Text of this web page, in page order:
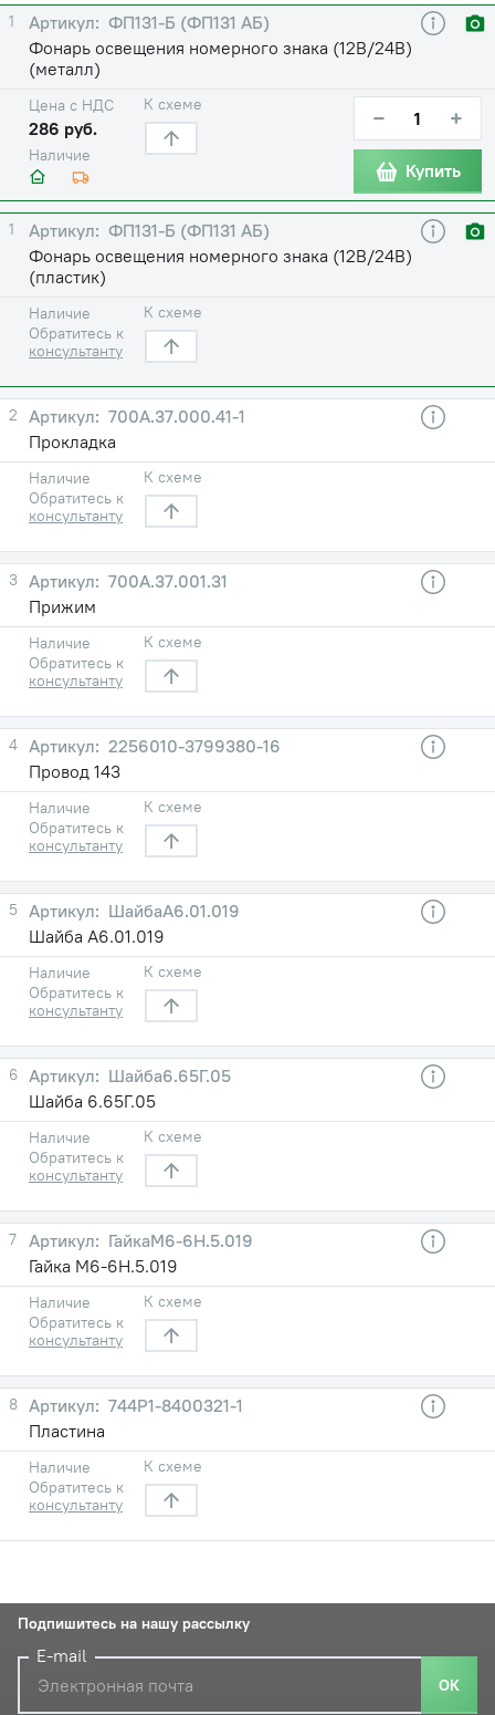
1
ФП131-Б (ФП131 АБ)
Фонарь освещения номерного знака (12В/24В)
(металл)
Наличие
Цена с НДС
286 руб.
К схеме − +
Купить
1
ФП131-Б (ФП131 АБ)
Фонарь освещения номерного знака (12В/24В)
(пластик)
Наличие
Обратитесь к
консультанту
К схеме
2
700А.37.000.41-1
Прокладка
Наличие
Обратитесь к
консультанту
К схеме
3
700А.37.001.31
Прижим
Наличие
Обратитесь к
консультанту
К схеме
4
2256010-3799380-16
Провод 143
Наличие
Обратитесь к
консультанту
К схеме
5
ШайбаА6.01.019
Шайба А6.01.019
Наличие
Обратитесь к
консультанту
К схеме
6
Шайба6.65Г.05
Шайба 6.65Г.05
Наличие
Обратитесь к
консультанту
К схеме
7
ГайкаМ6-6Н.5.019
Гайка М6-6Н.5.019
Наличие
Обратитесь к
консультанту
К схеме
8
744Р1-8400321-1
Пластина
Наличие
Обратитесь к
консультанту
К схеме
Подпишитесь на нашу рассылку
E-mail
ОК